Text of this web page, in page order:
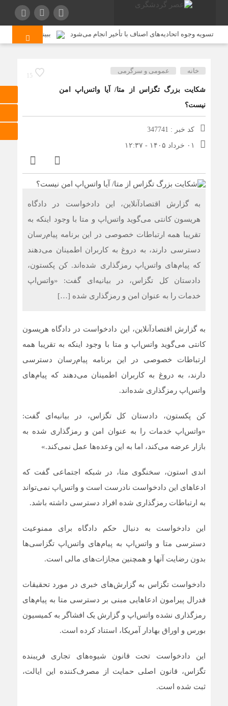
تسویه وجوه اتحادیه‌های اصناف با تأخیر انجام می‌شود ببینید| آموزش
15
خانه عمومی و سرگرمی
شکایت بزرگ تگزاس از متا/ آیا واتس‌اپ امن
نیست؟
کد خبر : 347741
۰۱ خرداد ۱۴۰۵ - ۱۲:۳۷
به گزارش اقتصادآنلاین، این دادخواست در دادگاه
هریسون کانتی می‌گوید واتس‌اپ و متا با وجود اینکه به
تقریبا همه ارتباطات خصوصی در این برنامه پیام‌رسان
دسترسی دارند، به دروغ به کاربران اطمینان می‌دهند
که پیام‌های واتس‌اپ رمزگذاری شده‌اند. کن پکستون،
دادستان کل تگزاس، در بیانیه‌ای گفت: «واتس‌اپ
خدمات را به عنوان امن و رمزگذاری شده […]
به گزارش اقتصادآنلاین، این دادخواست در دادگاه هریسون
کانتی می‌گوید واتس‌اپ و متا با وجود اینکه به تقریبا همه
ارتباطات خصوصی در این برنامه پیام‌رسان دسترسی
دارند، به دروغ به کاربران اطمینان می‌دهند که پیام‌های
واتس‌اپ رمزگذاری شده‌اند.
کن پکستون، دادستان کل تگزاس، در بیانیه‌ای گفت:
«واتس‌اپ خدمات را به عنوان امن و رمزگذاری شده به
بازار عرضه می‌کند، اما به این وعده‌ها عمل نمی‌کند.»
اندی استون، سخنگوی متا، در شبکه اجتماعی گفت که
ادعا‌های این دادخواست نادرست است و واتس‌اپ نمی‌تواند
به ارتباطات رمزگذاری شده افراد دسترسی داشته باشد.
این دادخواست به دنبال حکم دادگاه برای ممنوعیت
دسترسی متا و واتس‌اپ به پیام‌های واتس‌اپ تگزاسی‌ها
بدون رضایت آنها و همچنین مجازات‌های مالی است.
دادخواست تگزاس به گزارش‌های خبری در مورد تحقیقات
فدرال پیرامون ادعا‌هایی مبنی بر دسترسی متا به پیام‌های
رمزگذاری نشده واتس‌اپ و گزارش یک افشاگر به کمیسیون
بورس و اوراق بهادار آمریکا، استناد کرده است.
این دادخواست تحت قانون شیوه‌های تجاری فریبنده
تگزاس، قانون اصلی حمایت از مصرف‌کننده این ایالت،
ثبت شده است.